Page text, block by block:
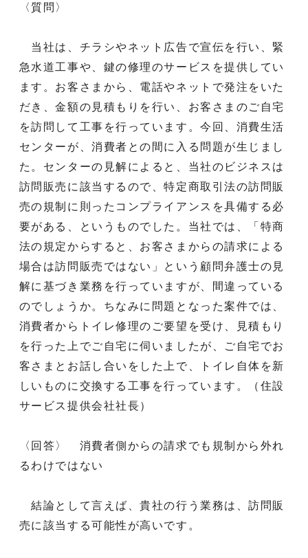
〈質問〉
当社は、チラシやネット広告で宣伝を行い、緊
急水道工事や、鍵の修理のサービスを提供してい
ます。お客さまから、電話やネットで発注をいた
だき、金額の見積もりを行い、お客さまのご自宅
を訪問して工事を行っています。今回、消費生活
センターが、消費者との間に入る問題が生じまし
た。センターの見解によると、当社のビジネスは
訪問販売に該当するので、特定商取引法の訪問販
売の規制に則ったコンプライアンスを具備する必
要がある、というものでした。当社では、「特商
法の規定からすると、お客さまからの請求による
場合は訪問販売ではない」という顧問弁護士の見
解に基づき業務を行っていますが、間違っている
のでしょうか。ちなみに問題となった案件では、
消費者からトイレ修理のご要望を受け、見積もり
を行った上でご自宅に伺いましたが、ご自宅でお
客さまとお話し合いをした上で、トイレ自体を新
しいものに交換する工事を行っています。（住設
サービス提供会社社長）
〈回答〉 消費者側からの請求でも規制から外れ
るわけではない
結論として言えば、貴社の行う業務は、訪問販
売に該当する可能性が高いです。